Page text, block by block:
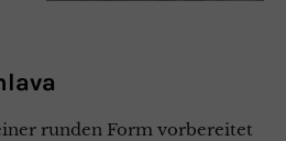
runden Form vorbereitet